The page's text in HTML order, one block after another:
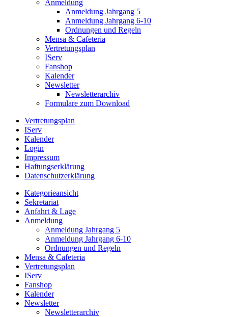
Anmeldung
Anmeldung Jahrgang 5
Anmeldung Jahrgang 6-10
Ordnungen und Regeln
Mensa & Cafeteria
Vertretungsplan
IServ
Fanshop
Kalender
Newsletter
Newsletterarchiv
Formulare zum Download
Vertretungsplan
IServ
Kalender
Login
Impressum
Haftungserklärung
Datenschutzerklärung
Kategorieansicht
Sekretariat
Anfahrt & Lage
Anmeldung
Anmeldung Jahrgang 5
Anmeldung Jahrgang 6-10
Ordnungen und Regeln
Mensa & Cafeteria
Vertretungsplan
IServ
Fanshop
Kalender
Newsletter
Newsletterarchiv